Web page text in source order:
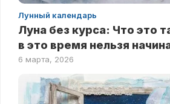
Лунный календарь
Луна без курса: Что это
в это время нельзя
6 марта, 2026